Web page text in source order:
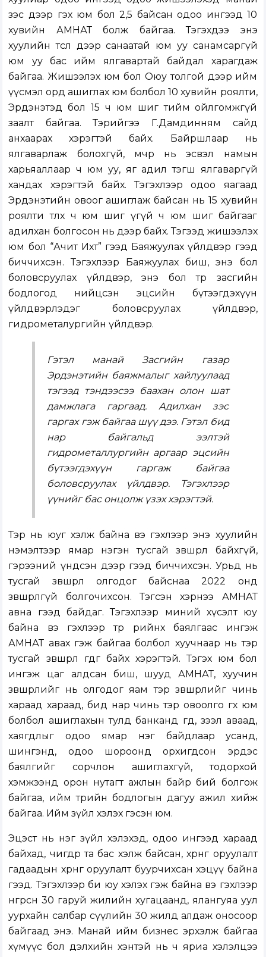
зэс дээр гэх юм бол 2,5 байсан одоо ингээд 10
хувийн АМНАТ болж байгаа. Тэгэхдээ энэ
хуулийн төсөл дээр санаатай юм уу санамсаргүй
юм уу бас ийм ялгавартай байдал харагдаж
байгаа. Жишээлэх юм бол Оюу толгой дээр ийм
үүсмэл орд ашиглах юм болбол 10 хувийн роялти,
Эрдэнэтэд бол 15 ч юм шиг тийм ойлгомжгүй
заалт байгаа. Тэрийгээ Г.Дамдинням сайд
анхаарах хэрэгтэй байх. Байршлаар нь
ялгаварлаж болохгүй, өмчөөр нь эсвэл намын
харьяаллаар ч юм уу, яг адил тэгш ялгаваргүй
хандах хэрэгтэй байх. Тэгэхлээр одоо яагаад
Эрдэнэтийн овоог ашиглаж байсан нь 15 хувийн
роялти төлөх ч юм шиг үгүй ч юм шиг байгааг
адилхан болгосон нь дээр байх. Тэгээд жишээлэх
юм бол “Ачит Ихт” гээд Баяжуулах үйлдвэр гээд
биччихсэн. Тэгэхлээр Баяжуулах биш, энэ бол
боловсруулах үйлдвэр, энэ бол төр засгийн
бодлогод нийцсэн эцсийн бүтээгдэхүүн
үйлдвэрлэдэг боловсруулах үйлдвэр,
гидрометалургийн үйлдвэр.
Гэтэл манай Засгийн газар
Эрдэнэтийн баяжмалыг хайлуулаад
тэгээд тэндээсээ баахан олон шат
дамжлага гаргаад. Адилхан зэс
гаргах гэж байгаа шүү дээ. Гэтэл бид
нар байгальд ээлтэй
гидрометаллургийн аргаар эцсийн
бүтээгдэхүүн гаргаж байгаа
боловсруулах үйлдвэр. Тэгэхлээр
үүнийг бас онцолж үзэх хэрэгтэй.
Тэр нь юуг хэлж байна вэ гэхлээр энэ хуулийн
нэмэлтээр ямар нэгэн тусгай зөвшөөрөл байхгүй,
гэрээний үндсэн дээр гээд биччихсэн. Урьд нь
тусгай зөвшөөрөл олгодог байснаа 2022 онд
зөвшөөрөлгүй болгочихсон. Тэгсэн хэрнээ АМНАТ
авна гээд байдаг. Тэгэхлээр миний хүсэлт юу
байна вэ гэхлээр төр өөрийнхөө баялгаас ингэж
АМНАТ авах гэж байгаа болбол хуучнаар нь тэр
тусгай зөвшөөрөл өгдөг байх хэрэгтэй. Тэгэх юм бол
ингэж цаг алдсан биш, шууд АМНАТ, хуучин
зөвшөөрлийг нь олгодог яам тэр зөвшөөрлийг чинь
хараад хараад, бид нар чинь тэр овоолго өгөх юм
болбол ашиглахын тулд банканд өгөөд, зээл аваад,
хаягдлыг одоо ямар нэг байдлаар усанд,
шингэнд, одоо шороонд орхигдсон эрдэс
баялгийг сорчлон ашиглахгүй, тодорхой
хэмжээнд орон нутагт ажлын байр бий болгож
байгаа, ийм төрийн бодлогын дагуу ажил хийж
байгаа. Ийм зүйл хэлэх гэсэн юм.
Эцэст нь нэг зүйл хэлэхэд, одоо ингээд хараад
байхад, өчигдөр та бас хэлж байсан, хөрөнгө оруулалт
гадаадын хөрөнгө оруулалт буурчихсан хэцүү байна
гээд. Тэгэхлээр би юу хэлэх гэж байна вэ гэхлээр
өнгөрсөн 30 гаруй жилийн хугацаанд, ялангуяа уул
уурхайн салбар сүүлийн 30 жилд алдаж оносоор
байгаад энэ. Манай ийм бизнес эрхэлж байгаа
хүмүүс бол дэлхийн хэнтэй нь ч яриа хэлэлцээ